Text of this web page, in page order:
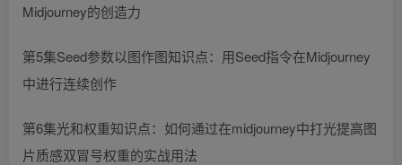
Midjourney的创造力
第5集Seed参数以图作图知识点：用Seed指令在Midjourney
中进行连续创作
第6集光和权重知识点：如何通过在midjourney中打光提高图
片质感双冒号权重的实战用法